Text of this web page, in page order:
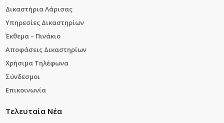
Δικαστήρια Λάρισας
Υπηρεσίες Δικαστηρίων
Έκθεμα – Πινάκιο
Αποφάσεις Δικαστηρίων
Χρήσιμα Τηλέφωνα
Σύνδεσμοι
Επικοινωνία
Τελευταία Νέα